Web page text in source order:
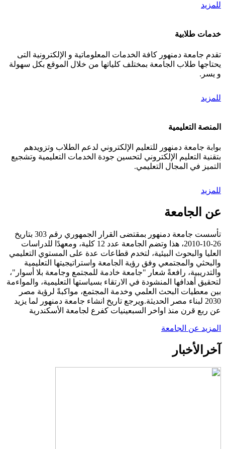
للمزيد
خدمات طلابية
تقدم جامعة دمنهور كافة الخدمات المعلوماتية و الإلكترونية التى
يحتاجها طلاب الجامعة بمختلف كلياتها من خلال الموقع بكل سهولة
و يسر.
للمزيد
المنصة التعليمية
بوابة جامعة دمنهور للتعليم الإلكتروني لدعم الطلاب وتزويدهم
بتقنية التعليم الإلكتروني لتحسين جودة الخدمات التعليمية وتشجيع
التميز في المجال التعليمي.
للمزيد
عن الجامعة
تأسست جامعة دمنهور بمقتضى القرار الجمهوري رقم 303 بتاريخ
26-10-2010، هذا وتضم الجامعة عدد 12 كلية، ومعهدًا للدراسات
العليا والبحوث البيئية، لتخدم قطاعات عدة على المستوي التعليمي
والبحثي والمجتمعي وفق رؤية الجامعة واستراتيجيتها التعليمية
والتدريبية، رافعةً شعار "جامعة خادمة للمجتمع وجامعة بلا أسوار"،
لتحقيق أهدافها المنشودة في الارتقاء بسياستها التعليمية، والمواءمة
بين معطيات البحث العلمي وخدمة المجتمع، مواكبةً لرؤية مصر
2030 لبناء مصر الحديثة.ويرجع تاريخ انشاء جامعة دمنهور لما يزيد
عن ربع قرن منذ اواخر السبعينيات كفرع لجامعة الأسكندرية
المزيد عن الجامعة
آخر الأخبار